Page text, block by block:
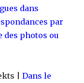
dans
par
des photos ou
|Dans le